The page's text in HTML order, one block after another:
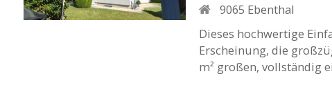
9065 Ebenthal
Dieses hochwertige
Erscheinung, die
m² großen, vollständig